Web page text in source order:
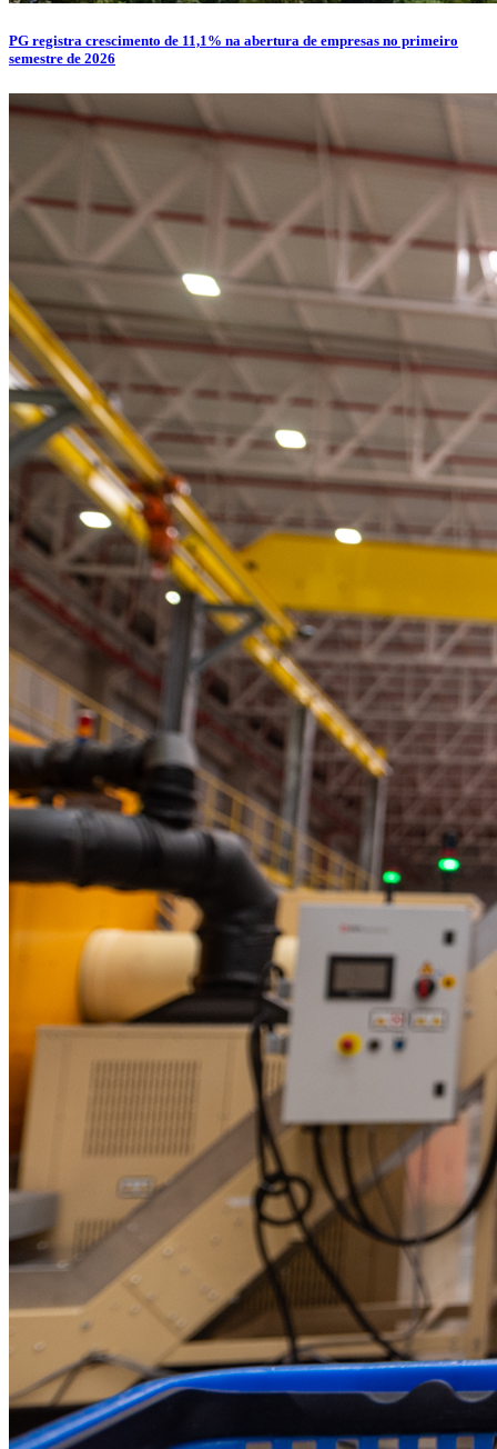
PG registra crescimento de 11,1% na abertura de empresas no primeiro
semestre de 2026